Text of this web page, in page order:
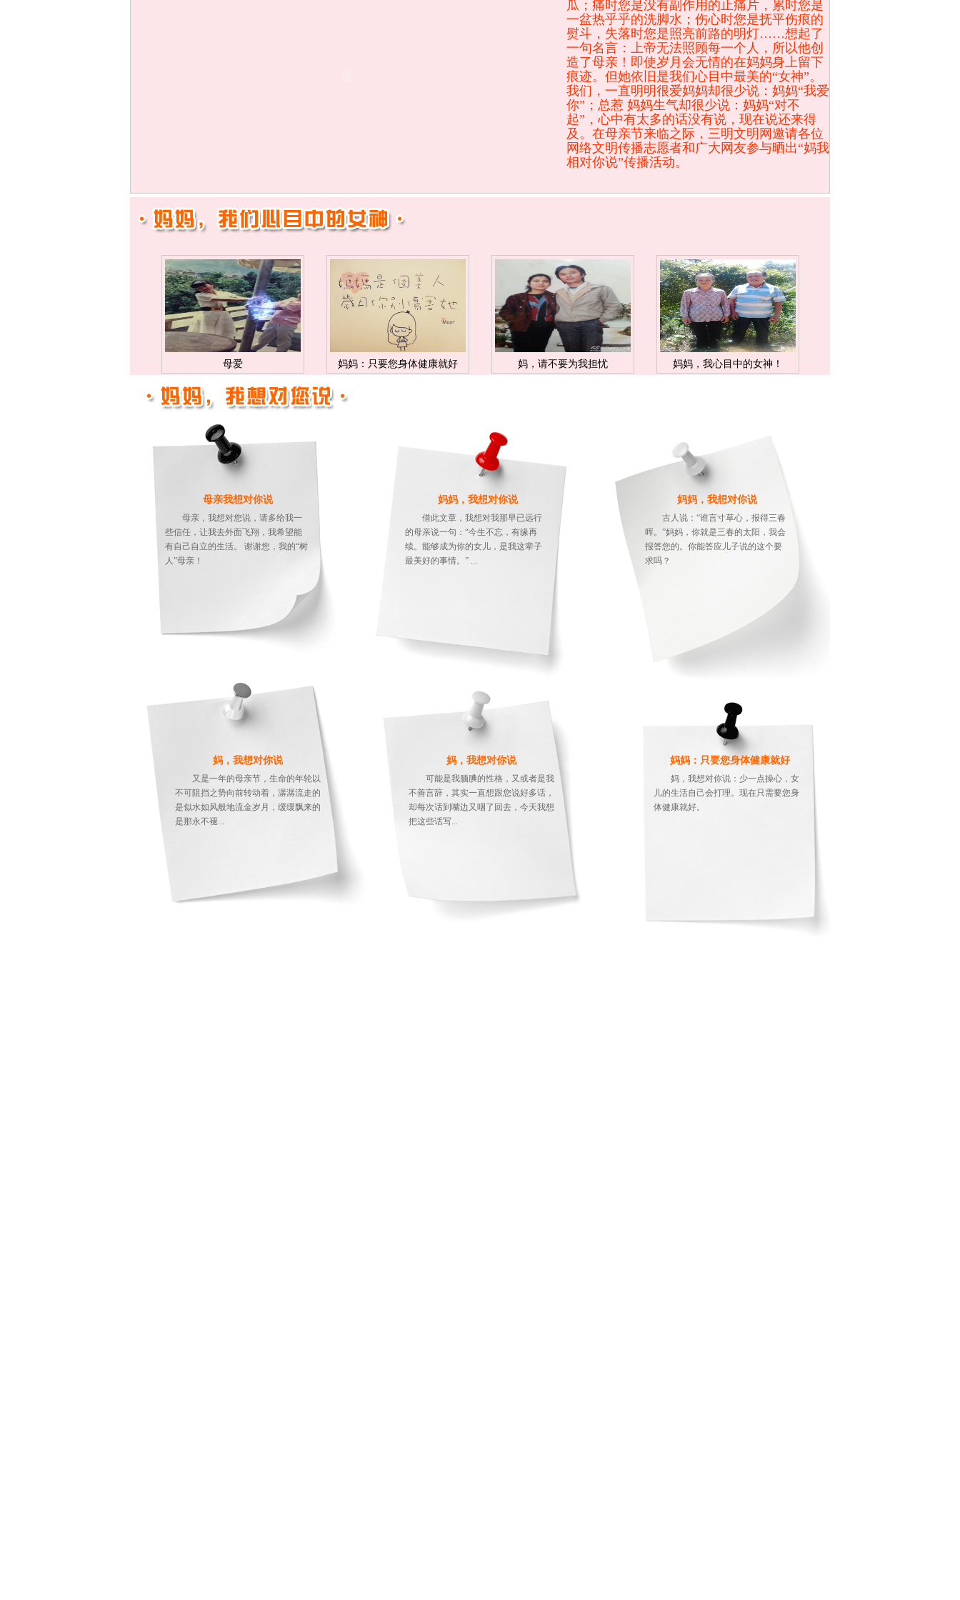
瓜；痛时您是没有副作用的止痛片，累时您是
一盆热乎乎的洗脚水；伤心时您是抚平伤痕的
熨斗，失落时您是照亮前路的明灯……想起了
一句名言：上帝无法照顾每一个人，所以他创
造了母亲！即使岁月会无情的在妈妈身上留下
痕迹。但她依旧是我们心目中最美的“女神”。
我们，一直明明很爱妈妈却很少说：妈妈“我爱
你”；总惹 妈妈生气却很少说：妈妈“对不
起”，心中有太多的话没有说，现在说还来得
及。在母亲节来临之际，三明文明网邀请各位
网络文明传播志愿者和广大网友参与晒出“妈我
相对你说”传播活动。
母爱 妈妈：只要您身体健康就好 妈，请不要为我担忧 妈妈，我心目中的女神！
母亲我想对你说
母亲，我想对您说，请多给我一
些信任，让我去外面飞翔，我希望能
有自己自立的生活。 谢谢您，我的“树
人”母亲！
妈妈，我想对你说
借此文章，我想对我那早已远行
的母亲说一句：“今生不忘，有缘再
续。能够成为你的女儿，是我这辈子
最美好的事情。” ...
妈妈，我想对你说
古人说：“谁言寸草心，报得三春
晖。”妈妈，你就是三春的太阳，我会
报答您的。你能答应儿子说的这个要
求吗？
妈，我想对你说
又是一年的母亲节，生命的年轮以
不可阻挡之势向前转动着，潺潺流走的
是似水如风般地流金岁月，缓缓飘来的
是那永不褪...
妈，我想对你说
可能是我腼腆的性格，又或者是我
不善言辞，其实一直想跟您说好多话，
却每次话到嘴边又咽了回去，今天我想
把这些话写...
妈妈：只要您身体健康就好
妈，我想对你说：少一点操心，女
儿的生活自己会打理。现在只需要您身
体健康就好。